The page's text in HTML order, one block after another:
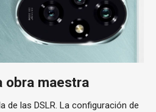
obra maestra
de las DSLR. La configuración de